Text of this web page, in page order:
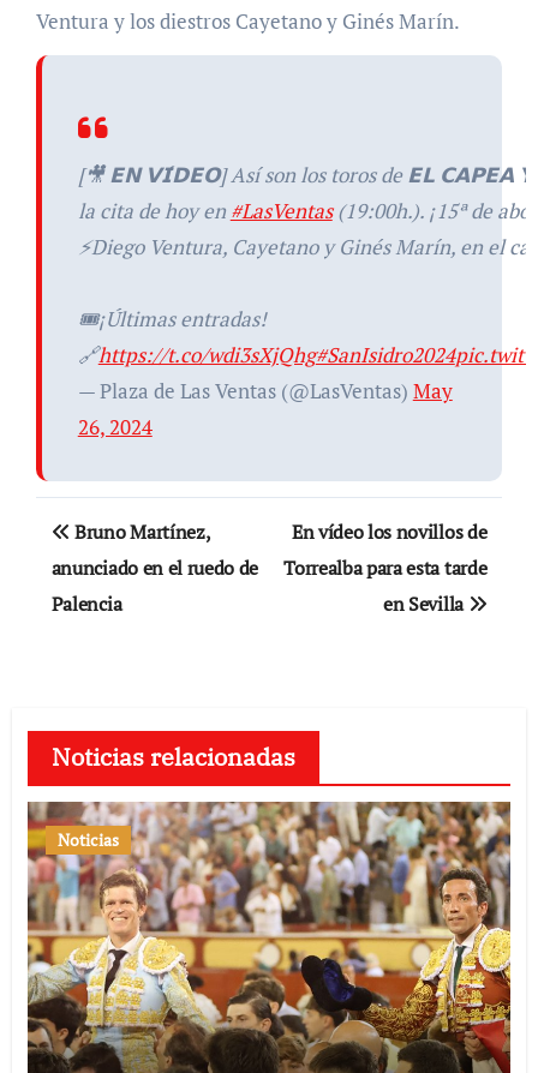
Ventura y los diestros Cayetano y Ginés Marín.
[🎥 𝗘𝗡 𝗩𝗜́𝗗𝗘𝗢] Así son los toros de 𝗘𝗟
la cita de hoy en #LasVentas(19:00h.). ¡15ª de
⚡️Diego Ventura, Cayetano y Ginés Marín, en el
🎟️¡Últimas entradas!
🔗https://t.co/wdi3sXjQhg#SanIsidro2024
— Plaza de Las Ventas (@LasVentas) May
26, 2024
Navegación
de
entradas
Bruno Martínez,
anunciado en el ruedo de
Palencia
En vídeo los novillos de
Torrealba para esta tarde
en Sevilla
Noticias relacionadas
Noticias